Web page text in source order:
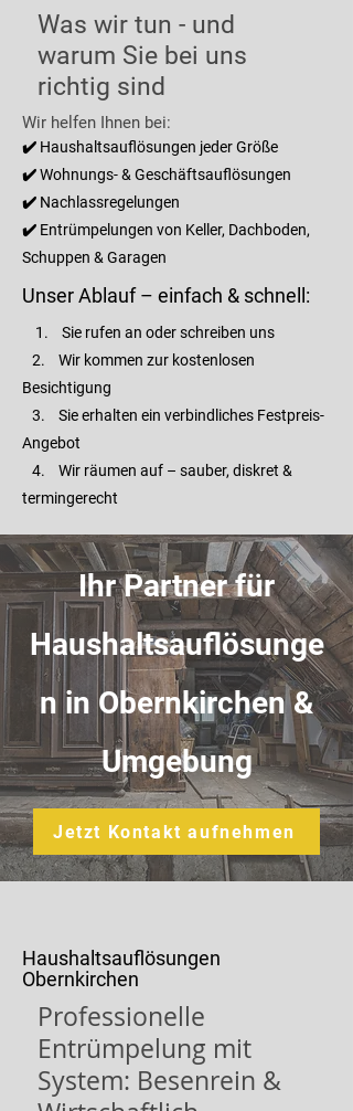
Was wir tun - und
warum Sie bei uns
richtig sind
Wir helfen Ihnen bei:
✔️ Haushaltsauflösungen jeder Größe
✔️ Wohnungs- & Geschäftsauflösungen
✔️ Nachlassregelungen
✔️ Entrümpelungen von Keller, Dachboden,
Schuppen & Garagen
Unser Ablauf – einfach & schnell:
1. Sie rufen an oder schreiben uns
2. Wir kommen zur kostenlosen
Besichtigung
3. Sie erhalten ein verbindliches Festpreis-
Angebot
4. Wir räumen auf – sauber, diskret &
termingerecht
Ihr Partner für
Haushaltsauflösunge
n in Obernkirchen &
Umgebung
Jetzt Kontakt aufnehmen
Haushaltsauflösungen
Obernkirchen
Professionelle
Entrümpelung mit
System: Besenrein &